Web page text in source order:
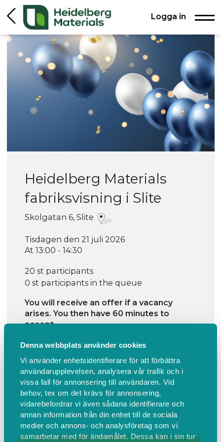
Denna webbplats använder cookies
Vi använder enhetsidentifierare för att förbättra
användarupplevelsen, analysera vår trafik och i
vissa fall för annonsering till användaren. Vid
behov, tex om det krävs för annonsering,
vidarebefordrar vi även sådana identifierare och
annan information från din enhet till de sociala
medier och annons- och analysföretag som vi
samarbetar med för ändamålet. Dessa kan i sin tur
Logga in
Heidelberg Materials
fabriksvisning i Slite
Skolgatan 6, Slite
Tisdagen den 21 juli 2026
At 13:00 - 14:30
20 st participants
0 st participants in the queue
You will receive an offer if a vacancy
arises. You then have 60 minutes to
accept.
Fully booked
Information Find us